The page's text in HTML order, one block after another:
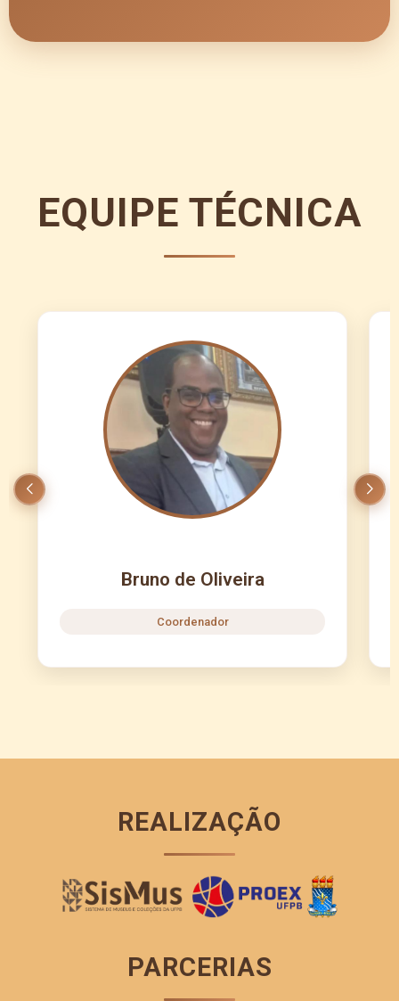
EQUIPE TÉCNICA
Bruno de Oliveira
Coordenador
REALIZAÇÃO
PARCERIAS